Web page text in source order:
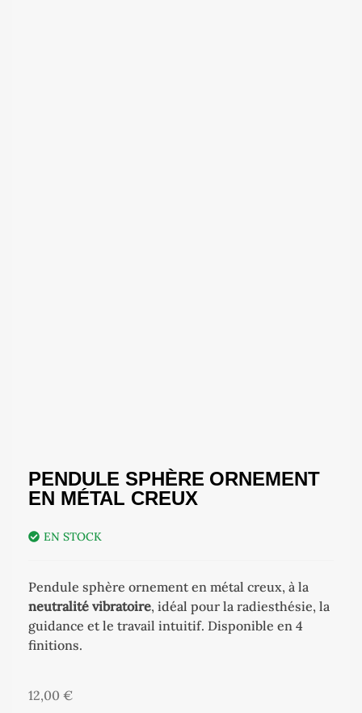
PENDULE SPHÈRE ORNEMENT
EN MÉTAL CREUX
EN STOCK
Pendule sphère ornement en métal creux, à la
neutralité vibratoire, idéal pour la radiesthésie, la
guidance et le travail intuitif. Disponible en 4
finitions.
12,00 €